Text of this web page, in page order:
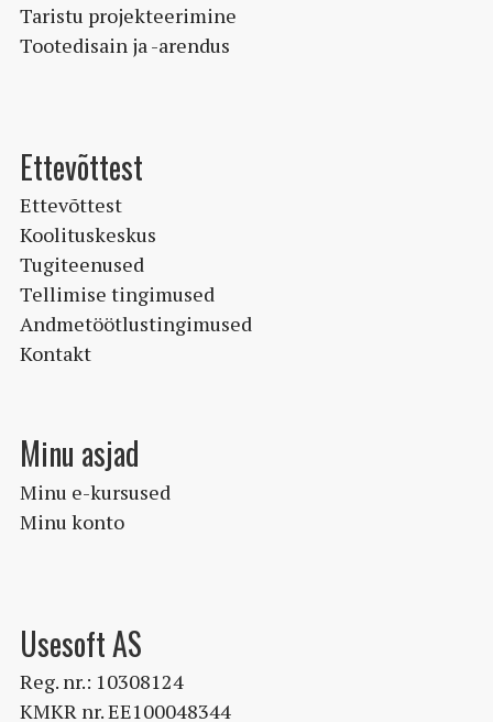
Taristu projekteerimine
Tootedisain ja -arendus
Ettevõttest
Ettevõttest
Koolituskeskus
Tugiteenused
Tellimise tingimused
Andmetöötlustingimused
Kontakt
Minu asjad
Minu e-kursused
Minu konto
Usesoft AS
Reg. nr.: 10308124
KMKR nr. EE100048344